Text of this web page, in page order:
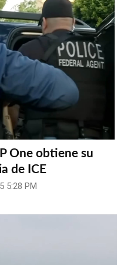
One obtiene su
de ICE
5:28 PM